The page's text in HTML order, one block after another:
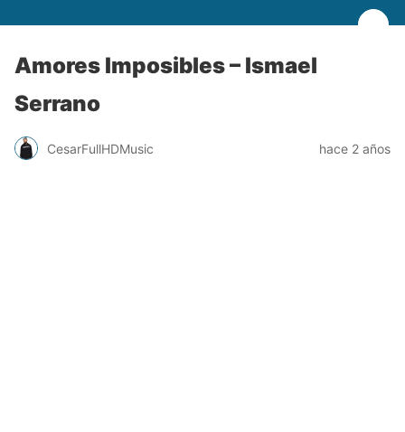
Amores Imposibles – Ismael
Serrano
CesarFullHDMusic hace 2 años